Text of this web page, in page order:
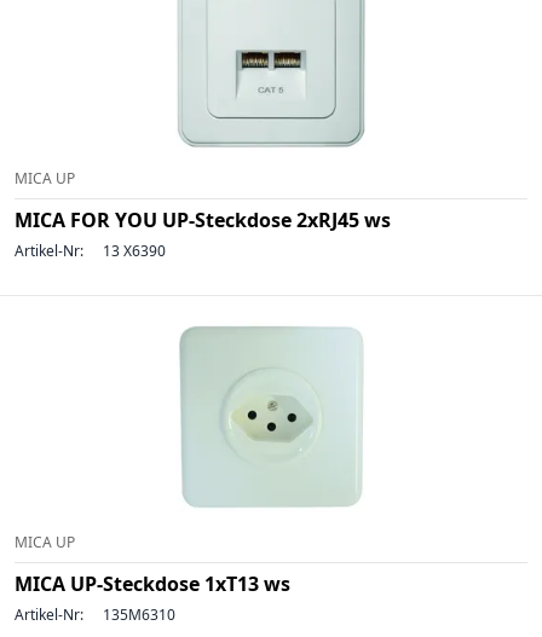
MICA UP
MICA FOR YOU UP-Steckdose 2xRJ45 ws
Artikel-Nr: 13 X6390
MICA UP
MICA UP-Steckdose 1xT13 ws
Artikel-Nr: 135M6310